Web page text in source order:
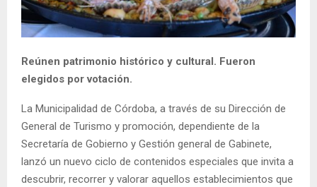
Reúnen patrimonio histórico y cultural. Fueron
elegidos por votación.
La Municipalidad de Córdoba, a través de su Dirección de
General de Turismo y promoción, dependiente de la
Secretaría de Gobierno y Gestión general de Gabinete,
lanzó un nuevo ciclo de contenidos especiales que invita a
descubrir, recorrer y valorar aquellos establecimientos que